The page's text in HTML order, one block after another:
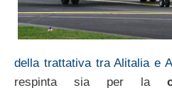
della trattativa tra Alitalia e
respinta sia per la